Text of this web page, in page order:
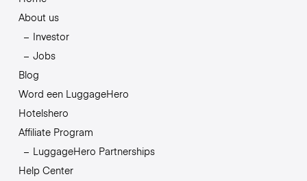
About us
Investor
Jobs
Blog
Word een LuggageHero
Hotelshero
Affiliate Program
LuggageHero Partnerships
Help Center